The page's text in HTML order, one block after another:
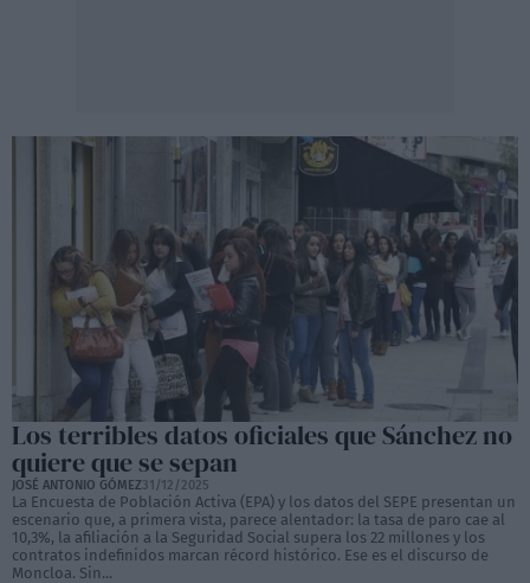
Los terribles datos oficiales que Sánchez no
quiere que se sepan
JOSÉ ANTONIO GÓMEZ31/12/2025
La Encuesta de Población Activa (EPA) y los datos del SEPE presentan un
escenario que, a primera vista, parece alentador: la tasa de paro cae al
10,3%, la afiliación a la Seguridad Social supera los 22 millones y los
contratos indefinidos marcan récord histórico. Ese es el discurso de
Moncloa. Sin...